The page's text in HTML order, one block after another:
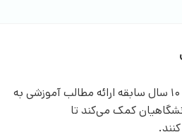
سایت معلم خلاق با بیش از 10 سال سابقه ارائه مطالب آموزشی به
کمک می‌کند تا